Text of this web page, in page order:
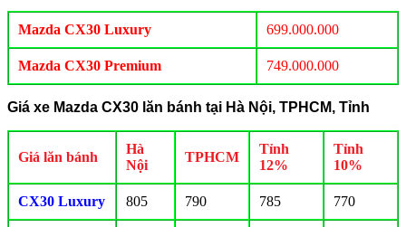
Mazda CX30 Luxury 699.000.000
Mazda CX30 Premium 749.000.000
Giá xe Mazda CX30 lăn bánh tại Hà Nội, TPHCM, Tỉnh
Giá lăn bánh
Hà
Nội
TPHCM
Tỉnh
12%
Tỉnh
10%
CX30 Luxury 805 790 785 770